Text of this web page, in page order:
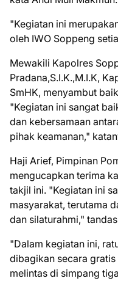
"Kegiatan ini
oleh IWO Soppeng
Mewakili Kapolres
Pradana,S.I.K.,M.I.K,
SmHK, menyambut
"Kegiatan ini sangat
dan kebersamaan
pihak keamanan,"
Haji Arief, Pimpinan
mengucapkan terima
takjil ini. "Kegiatan ini
masyarakat, terutama
dan silaturahmi,"
"Dalam kegiatan ini,
dibagikan secara
melintas di simpang